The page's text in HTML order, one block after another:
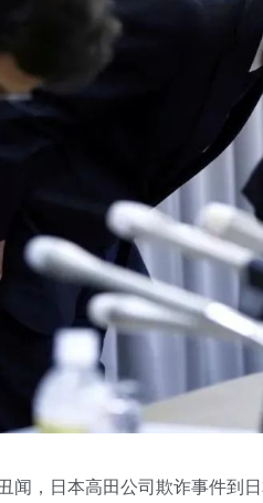
闻，日本高田公司欺诈事件到